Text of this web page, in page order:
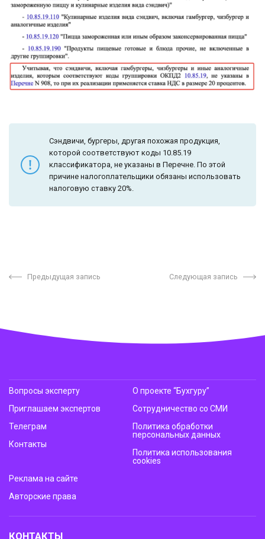
Сэндвичи, бургеры, другая похожая продукция,
которой соответствуют коды 10.85.19
классификатора, не указаны в Перечне. По этой
причине налогоплательщики обязаны использовать
налоговую ставку 20%.
Предыдущая запись Следующая запись
Вопросы эксперту
Приглашаем экспертов
Телеграм
Контакты
О проекте “Бухгуру”
Сотрудничество со СМИ
Политика обработки
персональных данных
Политика использования
cookies
Реклама на сайте
Авторские права
КОНТАКТЫ